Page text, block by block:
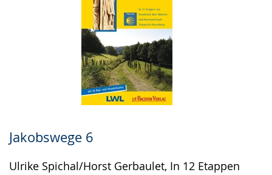
Jakobswege 6
Ulrike Spichal/Horst Gerbaulet, In 12 Etappen